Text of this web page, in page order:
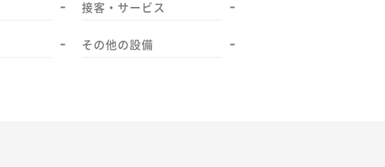
-
接客・サービス
その他の設備 -